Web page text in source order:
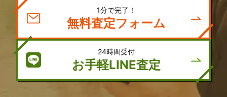
1分で完了！
無料査定フォーム
24時間受付
お手軽LINE査定